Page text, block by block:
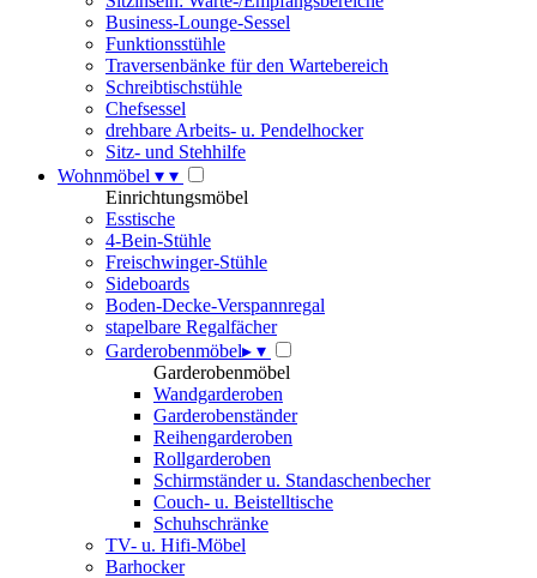
Business-Lounge-Sessel
Funktionsstühle
Traversenbänke für den Wartebereich
Schreibtischstühle
Chefsessel
drehbare Arbeits- u. Pendelhocker
Sitz- und Stehhilfe
Wohnmöbel ▾ ▾
Einrichtungsmöbel
Esstische
4-Bein-Stühle
Freischwinger-Stühle
Sideboards
Boden-Decke-Verspannregal
stapelbare Regalfächer
Garderobenmöbel▸ ▾
Garderobenmöbel
Wandgarderoben
Garderobenständer
Reihengarderoben
Rollgarderoben
Schirmständer u. Standaschenbecher
Couch- u. Beistelltische
Schuhschränke
TV- u. Hifi-Möbel
Barhocker